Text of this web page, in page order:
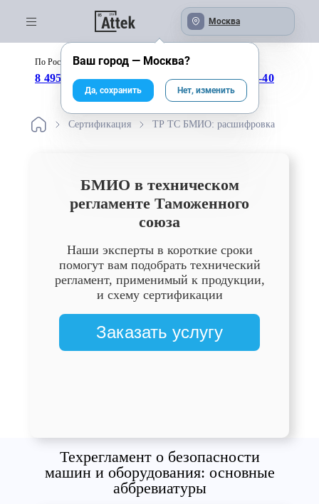
Москва
По России бесплатно:
8 495 246-04-43 8 800 333-25-40
Сертификация ТР ТС БМИО: расшифровка
БМИО в техническом
регламенте Таможенного
союза
Наши эксперты в короткие сроки
помогут вам подобрать технический
регламент, применимый к продукции,
и схему сертификации
Заказать услугу
Техрегламент о безопасности
машин и оборудования: основные
аббревиатуры
Ваш город — Москва?
Да, сохранить Нет, изменить